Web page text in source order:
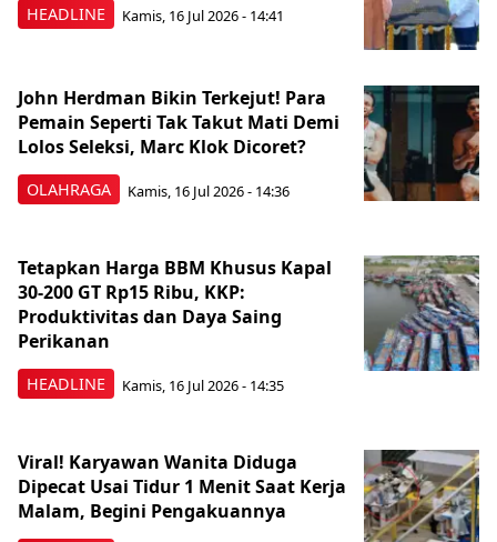
HEADLINE Kamis, 16 Jul 2026 - 14:41
OLAHRAGA
John Herdman Bikin Terkejut! Para
Pemain Seperti Tak Takut Mati Demi
Lolos Seleksi, Marc Klok Dicoret?
Kamis, 16 Jul 2026 - 14:36
HEADLINE
Tetapkan Harga BBM Khusus Kapal
30-200 GT Rp15 Ribu, KKP:
Produktivitas dan Daya Saing
Perikanan
Kamis, 16 Jul 2026 - 14:35
Viral! Karyawan Wanita Diduga
Dipecat Usai Tidur 1 Menit Saat Kerja
Malam, Begini Pengakuannya